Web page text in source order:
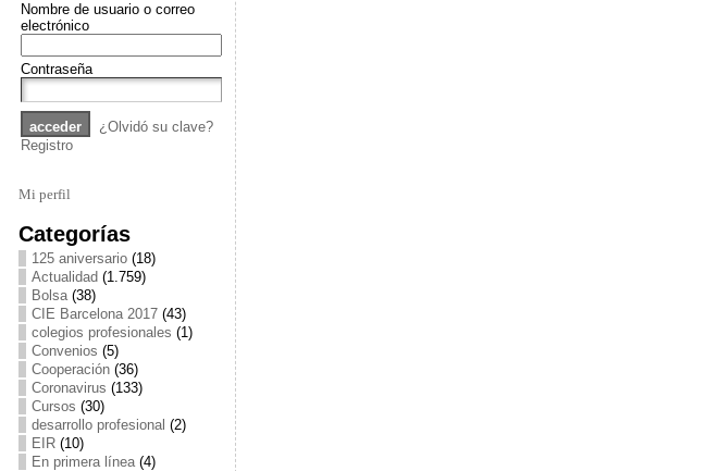
Nombre de usuario o correo
electrónico
Contraseña
¿Olvidó su clave?
Registro
Mi perfil
Categorías
125 aniversario(18)
Actualidad (1.759)
Bolsa(38)
CIE Barcelona 2017(43)
colegios profesionales (1)
Convenios (5)
Cooperación(36)
Coronavirus (133)
Cursos (30)
desarrollo profesional (2)
EIR(10)
En primera línea(4)